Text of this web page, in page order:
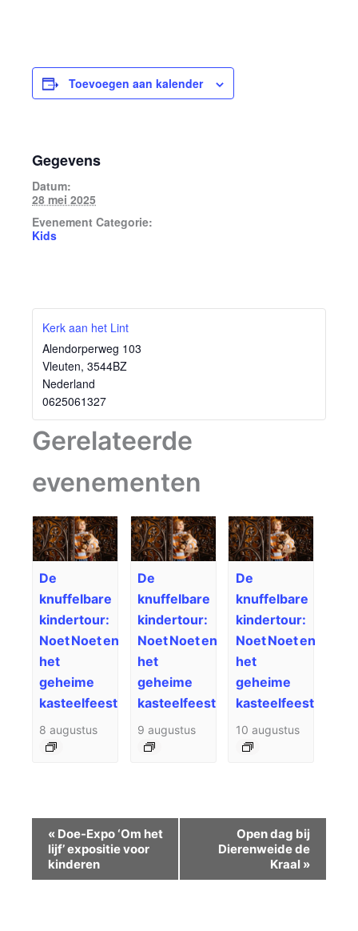
Toevoegen aan kalender
Gegevens
Datum:
28 mei 2025
Evenement Categorie:
Kids
Kerk aan het Lint
Alendorperweg 103
Vleuten, 3544BZ
Nederland
0625061327
Gerelateerde
evenementen
De
knuffelbare
kindertour:
Noet Noet en
het
geheime
kasteelfeest
8 augustus
De
knuffelbare
kindertour:
Noet Noet en
het
geheime
kasteelfeest
9 augustus
De
knuffelbare
kindertour:
Noet Noet en
het
geheime
kasteelfeest
10 augustus
Evenement
Navigatie
« Doe-Expo ‘Om het
lijf’ expositie voor
kinderen
Open dag bij
Dierenweide de
Kraal »